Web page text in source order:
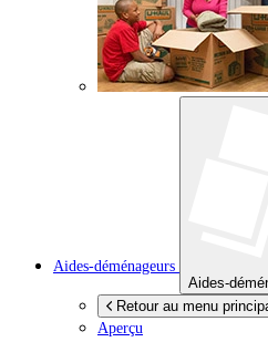
Aides-déménageurs
Aides-
Retour au menu
Aperçu